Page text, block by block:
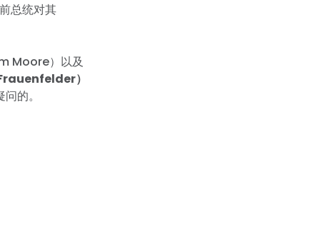
总统对其
Moore）以及
）
的。